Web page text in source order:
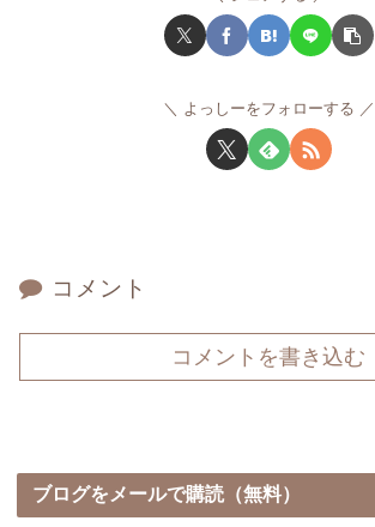
よっしーをフォローする
コメント
コメントを書き込む
ブログをメールで購読（無料）